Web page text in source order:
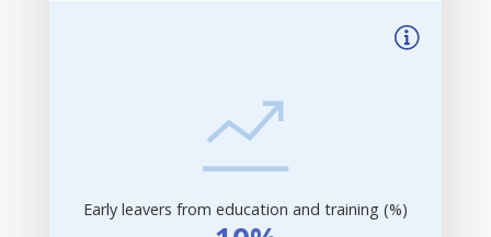
Early leavers from education and training (%)